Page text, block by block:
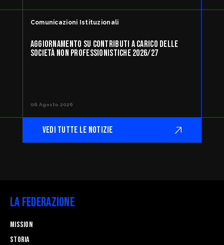
Comunicazioni Istituzionali
AGGIORNAMENTO SU CONTRIBUTI A CARICO DELLE
SOCIETÀ NON PROFESSIONISTICHE 2026/27
06 Agosto 2026
VEDI TUTTE LE NOTIZIE
La Federazione
Mission
STORIA